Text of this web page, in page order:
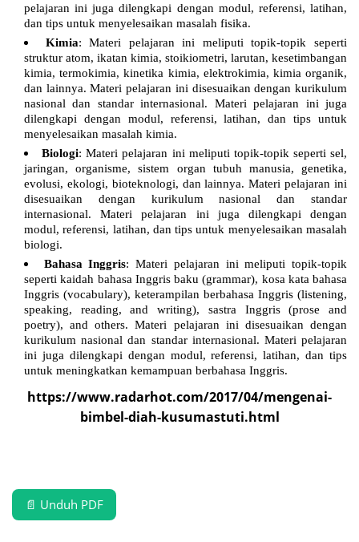
pelajaran ini juga dilengkapi dengan modul, referensi, latihan,
dan tips untuk menyelesaikan masalah fisika.
Kimia: Materi pelajaran ini meliputi topik-topik seperti
struktur atom, ikatan kimia, stoikiometri, larutan, kesetimbangan
kimia, termokimia, kinetika kimia, elektrokimia, kimia organik,
dan lainnya. Materi pelajaran ini disesuaikan dengan kurikulum
nasional dan standar internasional. Materi pelajaran ini juga
dilengkapi dengan modul, referensi, latihan, dan tips untuk
menyelesaikan masalah kimia.
Biologi: Materi pelajaran ini meliputi topik-topik seperti sel,
jaringan, organisme, sistem organ tubuh manusia, genetika,
evolusi, ekologi, bioteknologi, dan lainnya. Materi pelajaran ini
disesuaikan dengan kurikulum nasional dan standar
internasional. Materi pelajaran ini juga dilengkapi dengan
modul, referensi, latihan, dan tips untuk menyelesaikan masalah
biologi.
Bahasa Inggris: Materi pelajaran ini meliputi topik-topik
seperti kaidah bahasa Inggris baku (grammar), kosa kata bahasa
Inggris (vocabulary), keterampilan berbahasa Inggris (listening,
speaking, reading, and writing), sastra Inggris (prose and
poetry), and others. Materi pelajaran ini disesuaikan dengan
kurikulum nasional dan standar internasional. Materi pelajaran
ini juga dilengkapi dengan modul, referensi, latihan, dan tips
untuk meningkatkan kemampuan berbahasa Inggris.
https://www.radarhot.com/2017/04/mengenai-
bimbel-diah-kusumastuti.html
📄 Unduh PDF